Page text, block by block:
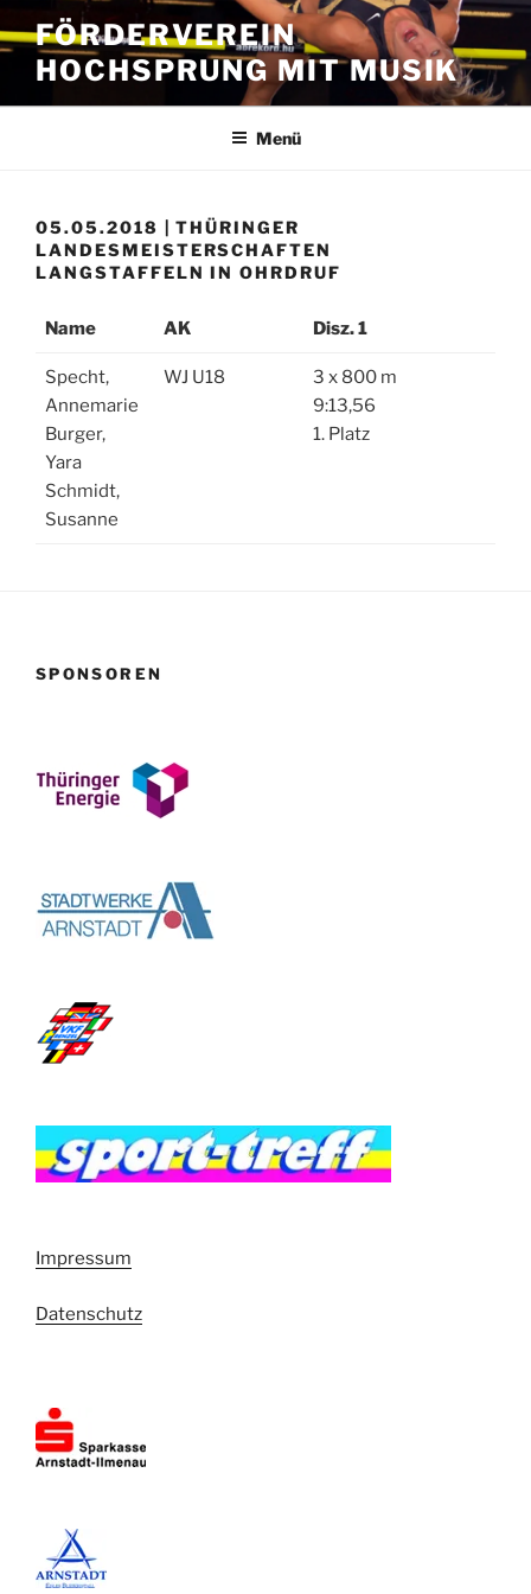
Inhalt
springen
FÖRDERVEREIN
HOCHSPRUNG MIT MUSIK
Menü
05.05.2018 | THÜRINGER
LANDESMEISTERSCHAFTEN
LANGSTAFFELN IN OHRDRUF
Name AK Disz. 1
Specht,
Annemarie
Burger,
Yara
Schmidt,
Susanne
WJ U18
3 x 800 m
9:13,56
1. Platz
SPONSOREN
Impressum
Datenschutz